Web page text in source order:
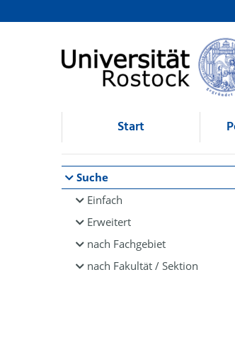
Browsen
direkt zum Inhalt
Start
Suche
Einfach
Erweitert
nach Fachgebiet
nach Fakultät / Sektion